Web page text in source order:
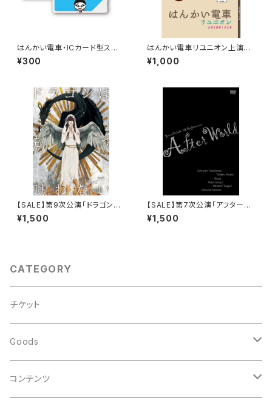
はんかい電車・ICカード型ステッ
カー
¥300
はんかい電車リユニオン上演台
本
¥1,000
【SALE】第9次公演「ドラゴンは
もう唄わない」DVD
¥1,500
【SALE】第7次公演「アフターワ
ールド」DVD
¥1,500
CATEGORY
チケット
Goods
DVD
コンテンツ